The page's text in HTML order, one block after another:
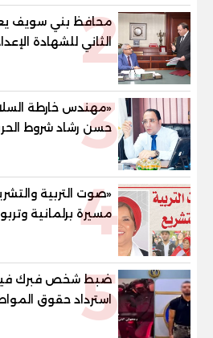
2
محافظ بني سويف
الثاني للشهادة
والنور للمكفوفين
3
«مهندس خارطة
حسن رشاد شروط
"خارطة طريق"
4
«صوت التربية
مسيرة برلمانية
القوانين وصناعة
5
ضبط شخص فبرك
استرداد حقوق